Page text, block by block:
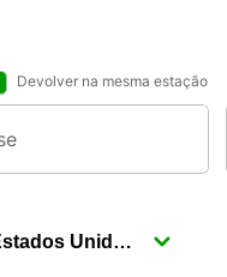
Devolver na mesma estação